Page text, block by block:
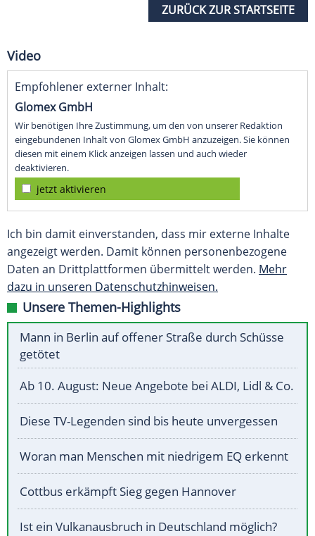
ZURÜCK ZUR STARTSEITE
Video
Empfohlener externer Inhalt:
Glomex GmbH
Wir benötigen Ihre Zustimmung, um den von unserer Redaktion
eingebundenen Inhalt von Glomex GmbH anzuzeigen. Sie können
diesen mit einem Klick anzeigen lassen und auch wieder
deaktivieren.
jetzt aktivieren
Ich bin damit einverstanden, dass mir externe Inhalte
angezeigt werden. Damit können personenbezogene
Daten an Drittplattformen übermittelt werden. Mehr
dazu in unseren Datenschutzhinweisen.
Unsere Themen-Highlights
Mann in Berlin auf offener Straße durch Schüsse
getötet
Ab 10. August: Neue Angebote bei ALDI, Lidl & Co.
Diese TV-Legenden sind bis heute unvergessen
Woran man Menschen mit niedrigem EQ erkennt
Cottbus erkämpft Sieg gegen Hannover
Ist ein Vulkanausbruch in Deutschland möglich?